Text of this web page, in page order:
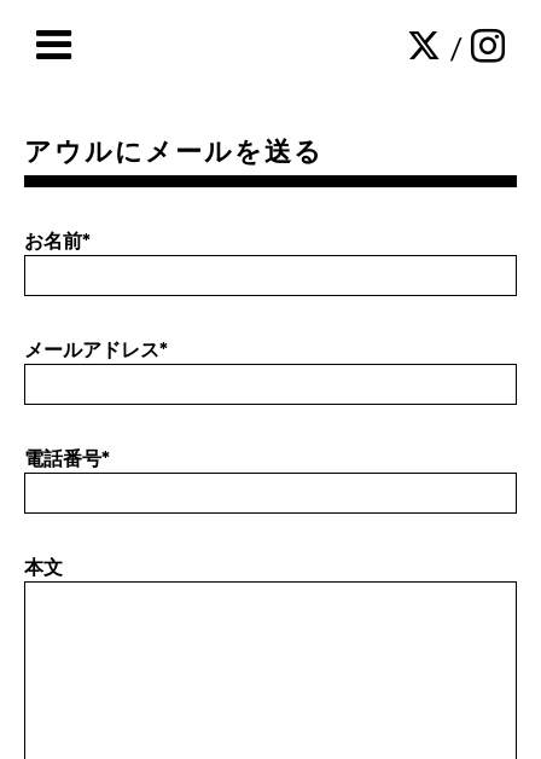
/
アウルにメールを送る
お名前*
メールアドレス*
電話番号*
本文